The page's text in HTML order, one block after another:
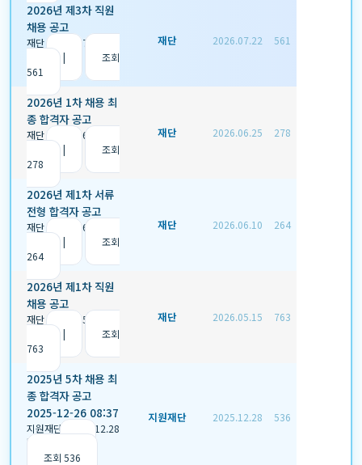
2026년 제3차 직원
채용 공고
재단| 2026.07.22
|
조회
561
재단 2026.07.22 561
2026년 1차 채용 최
종 합격자 공고
재단 2026.06.25
|
조회
278
재단 2026.06.25 278
2026년 제1차 서류
전형 합격자 공고
재단 2026.06.10
|
조회
264
재단 2026.06.10 264
2026년 제1차 직원
채용 공고
재단 2026.05.15
|
조회
763
재단 2026.05.15 763
2025년 5차 채용 최
종 합격자 공고
2025-12-26 08:37
지원재단
2025.12.28
|
조회 536
지원재단 2025.12.28 536